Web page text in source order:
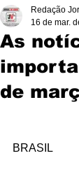
As
de
Redação
16 de mar.
BRASIL